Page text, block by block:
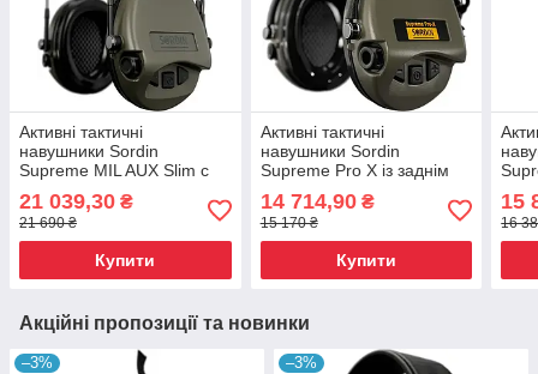
Активні тактичні
навушники Sordin
Supreme MIL AUX Slim с
ARC Rail. Green (Зелений)
21 039,30 ₴
21 690 ₴
Купити
Активні тактичні
навушники Sordin
Supreme Pro X із заднім
тримачем. 4 режими.
Green (Зелений)
14 714,90₴
15 170 ₴
Купити
15
16
Акційні пропозиції та новинки
–3% –3%